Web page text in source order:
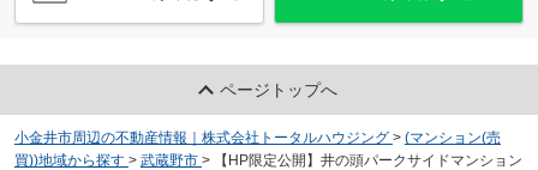
ページトップへ
小金井市周辺の不動産情報｜株式会社トータルハウジング > (マンション(売
買))地域から探す > 武蔵野市 > 【HP限定公開】井の頭パークサイドマンション